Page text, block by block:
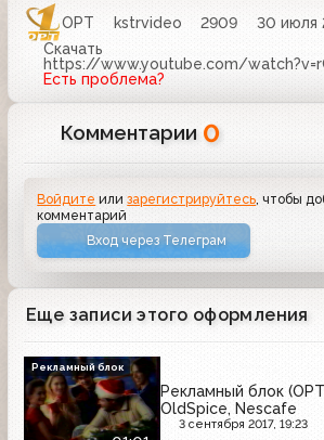
ОРТ kstrvideo 2909
30 июля
Скачать
https://www.youtube.com/
Есть проблема?
Комментарии 0
Войдите илизарегистрируйтесь, чтобы
комментарий
Вход через Телеграм
Еще записи этого оформления
Рекламный блок
OldSpice, Nescafe
3 сентября 2017, 19:23
Рекламный блок